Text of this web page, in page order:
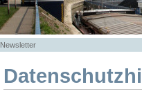
Newsletter